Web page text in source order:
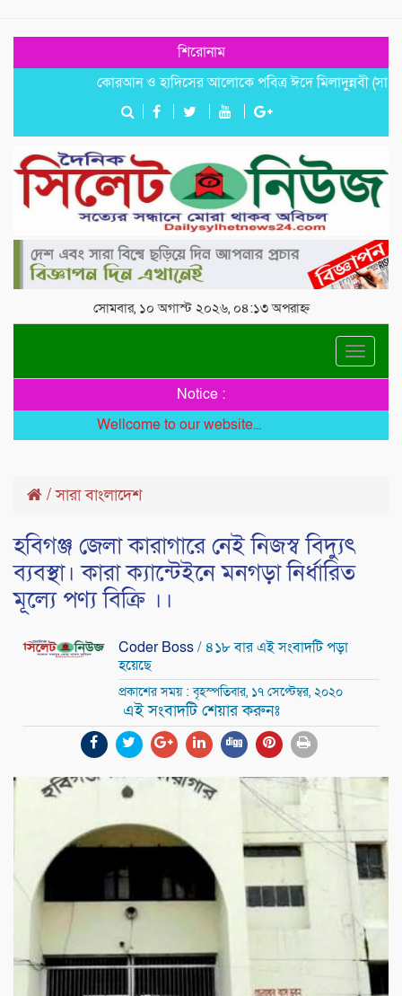
শিরোনাম
কোরআন ও হাদিসের আলোকে পবিত্র ঈদে মিলাদুন্নবী (সাঃ)
সোমবার, ১০ অগাস্ট ২০২৬, ০৪:১৩ অপরাহ্ন
Toggle
Notice :
Wellcome to our website...
/সারা বাংলাদেশ
হবিগঞ্জ জেলা কারাগারে নেই নিজস্ব বিদ্যুৎ
ব্যবস্থা। কারা ক্যান্টেইনে মনগড়া নির্ধারিত
মূল্যে পণ্য বিক্রি ।।
Coder Boss/ ৪১৮ বার এই সংবাদটি পড়া
হয়েছে
প্রকাশের সময় : বৃহস্পতিবার, ১৭ সেপ্টেম্বর, ২০২০
এই সংবাদটি শেয়ার করুনঃ